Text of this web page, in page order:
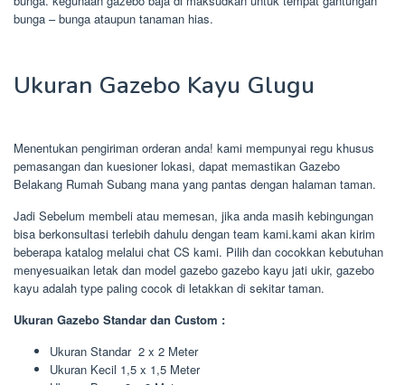
bunga – bunga ataupun tanaman hias.
Ukuran Gazebo Kayu Glugu
Menentukan pengiriman orderan anda! kami mempunyai regu khusus
pemasangan dan kuesioner lokasi, dapat memastikan Gazebo
Belakang Rumah Subang mana yang pantas dengan halaman taman.
Jadi Sebelum membeli atau memesan, jika anda masih kebingungan
bisa berkonsultasi terlebih dahulu dengan team kami.kami akan kirim
beberapa katalog melalui chat CS kami. Pilih dan cocokkan kebutuhan
menyesuaikan letak dan model gazebo gazebo kayu jati ukir, gazebo
kayu adalah type paling cocok di letakkan di sekitar taman.
Ukuran Gazebo Standar dan Custom :
Ukuran Standar 2 x 2 Meter
Ukuran Kecil 1,5 x 1,5 Meter